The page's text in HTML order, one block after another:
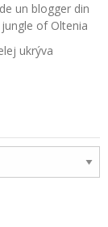
un blogger din
of Oltenia
ukrýva